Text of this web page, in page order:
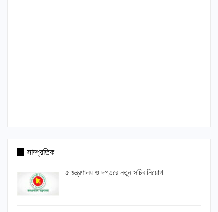
সাম্প্রতিক
৫ মন্ত্রণালয় ও দপ্তরে নতুন সচিব নিয়োগ